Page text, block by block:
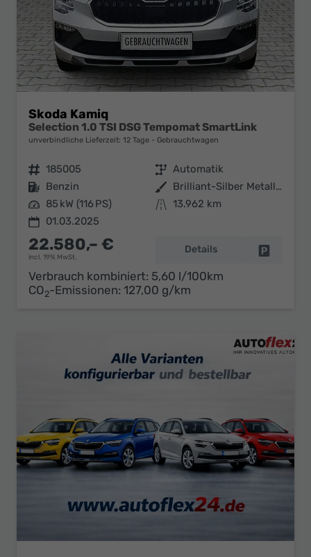
Skoda Kamiq
Selection 1.0 TSI DSG Tempomat SmartLink
unverbindliche Lieferzeit: 12 Tage Gebrauchtwagen
Fahrzeugnr. 185005 Getriebe Automatik
Kraftstoff Benzin Außenfarbe
Brilliant-Silber Metallic
Leistung 85 kW (116 PS) Kilometerstand 13.962 km
01.03.2025
22.580,– €
incl. 19% MwSt.
Details
Verbrauch kombiniert: 5,60 l/100km
CO2-Emissionen: 127,00 g/km